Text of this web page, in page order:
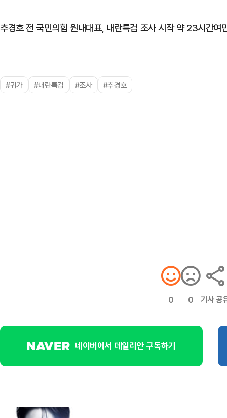
추경호 전 국민의힘 원내대표, 내란특검 조사 시작 약 23시간여
#귀가 #내란특검 #조사 #추경호
0 0 기사 공
네이버에서 데일리안 구독하기